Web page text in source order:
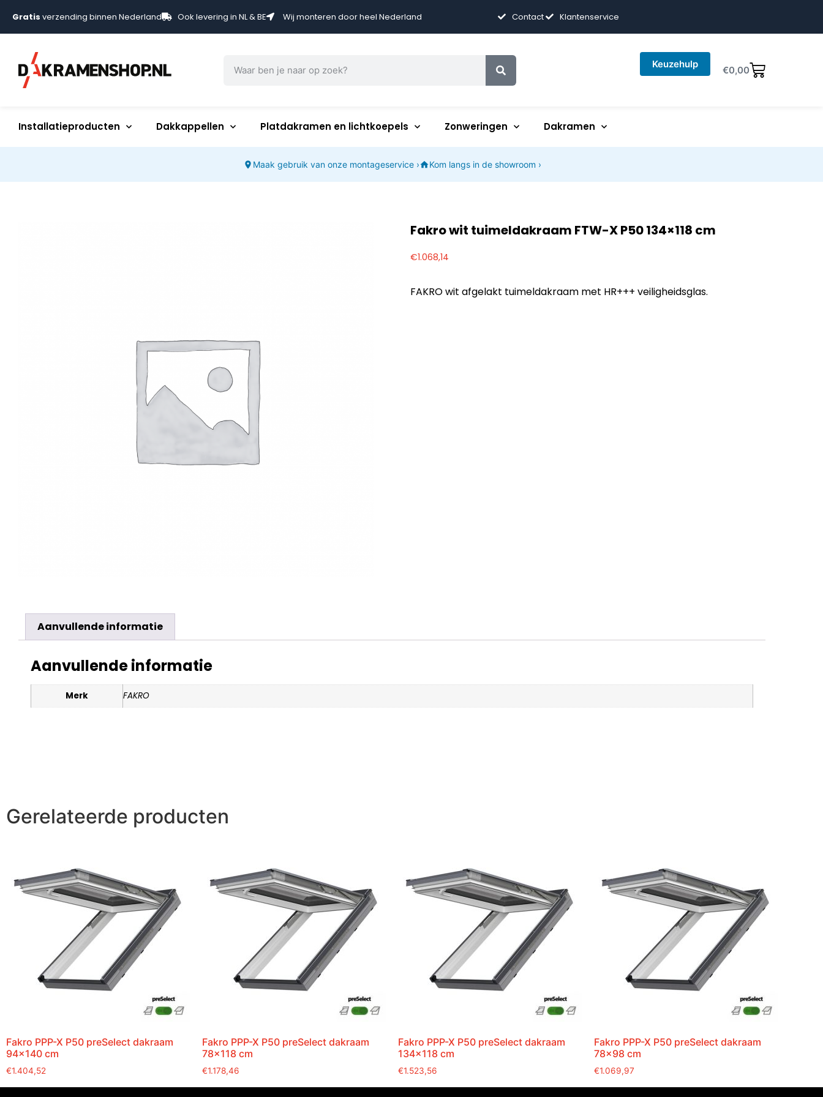
Gratis verzending binnen Nederland Ook levering in NL & BE Wij monteren door heel Nederland Contact Klantenservice
Keuzehulp
€0,00
Installatieproducten Dakkappellen Platdakramen en lichtkoepels Zonweringen Dakramen
Maak gebruik van onze montageservice › Kom langs in de showroom ›
Fakro wit tuimeldakraam FTW-X P50 134×118 cm
€1.068,14
FAKRO wit afgelakt tuimeldakraam met HR+++ veiligheidsglas.
Aanvullende informatie
Aanvullende informatie
Merk FAKRO
Gerelateerde producten
Fakro PPP-X P50 preSelect dakraam
94×140 cm
€1.404,52
Fakro PPP-X P50 preSelect dakraam
78×118 cm
€1.178,46
Fakro PPP-X P50 preSelect dakraam
134×118 cm
€1.523,56
Fakro PPP-X P50 preSelect dakraam
78×98 cm
€1.069,97